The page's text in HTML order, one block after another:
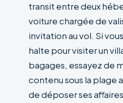
transit entre deux
voiture chargée de
invitation au vol. Si
halte pour visiter un
bagages, essayez de
contenu sous la plage
de déposer ses